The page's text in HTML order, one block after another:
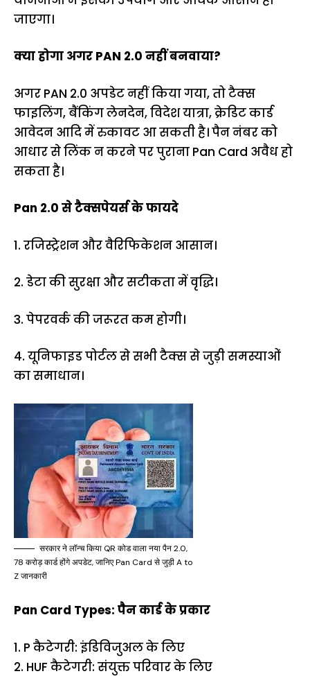
जाएगा।
क्या होगा अगर PAN 2.0 नहीं बनवाया?
अगर PAN 2.0 अपडेट नहीं किया गया, तो टैक्स
फाइलिंग, बैंकिंग लेनदेन, विदेश यात्रा, क्रेडिट कार्ड
आवेदन आदि में रुकावट आ सकती है। पैन नंबर को
आधार से लिंक न करने पर पुराना Pan Card अवैध हो
सकता है।
Pan 2.0 से टैक्सपेयर्स के फायदे
1. रजिस्ट्रेशन और वैरिफिकेशन आसान।
2. डेटा की सुरक्षा और सटीकता में वृद्धि।
3. पेपरवर्क की जरूरत कम होगी।
4. यूनिफाइड पोर्टल से सभी टैक्स से जुड़ी समस्याओं
का समाधान।
सरकार ने लॉन्च किया QR कोड वाला नया पैन 2.0,
78 करोड़ कार्ड होंगे अपडेट, जानिए Pan Card से जुड़ी A to
Z जानकारी
Pan Card Types: पैन कार्ड के प्रकार
1. P कैटेगरी: इंडिविजुअल के लिए
2. HUF कैटेगरी: संयुक्त परिवार के लिए